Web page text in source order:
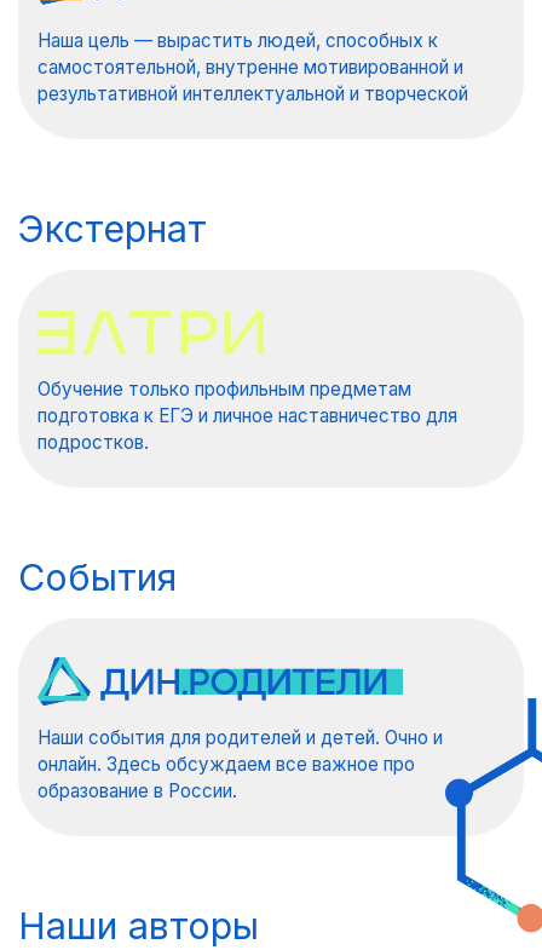
Наша цель — вырастить людей, способных к
самостоятельной, внутренне мотивированной и
результативной интеллектуальной и творческой
Экстернат
Обучение только профильным предметам
подготовка к ЕГЭ и личное наставничество для
подростков.
События
Наши события для родителей и детей. Очно и
онлайн. Здесь обсуждаем все важное про
образование в России.
Наши авторы